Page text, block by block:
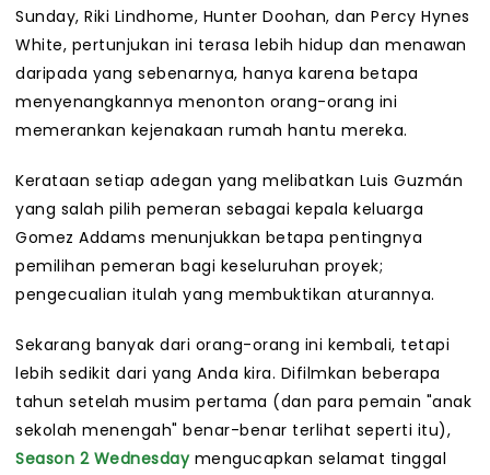
Sunday, Riki Lindhome, Hunter Doohan, dan Percy Hynes
White, pertunjukan ini terasa lebih hidup dan menawan
daripada yang sebenarnya, hanya karena betapa
menyenangkannya menonton orang-orang ini
memerankan kejenakaan rumah hantu mereka.
Kerataan setiap adegan yang melibatkan Luis Guzmán
yang salah pilih pemeran sebagai kepala keluarga
Gomez Addams menunjukkan betapa pentingnya
pemilihan pemeran bagi keseluruhan proyek;
pengecualian itulah yang membuktikan aturannya.
Sekarang banyak dari orang-orang ini kembali, tetapi
lebih sedikit dari yang Anda kira. Difilmkan beberapa
tahun setelah musim pertama (dan para pemain "anak
sekolah menengah" benar-benar terlihat seperti itu),
Season 2 Wednesdaymengucapkan selamat tinggal